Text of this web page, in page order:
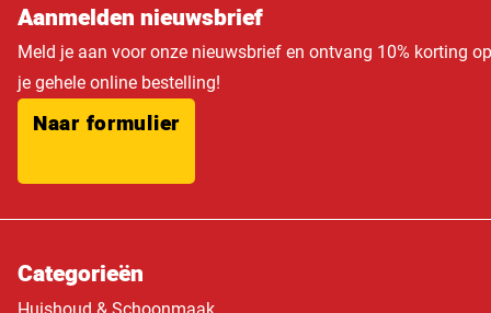
Aanmelden nieuwsbrief
Meld je aan voor onze nieuwsbrief en ontvang 10% korting op
je gehele online bestelling!
Naar formulier
Categorieën
Huishoud & Schoonmaak